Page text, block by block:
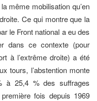
même mobilisation qu’en
Ce qui montre que la
le Front national a eu des
dans ce contexte (pour
à l’extrême droite) a été
tours, l’abstention monte
à 25,4 % des suffrages
fois depuis 1969